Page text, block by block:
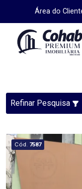
Área do
Refinar Pesquisa
Cód. 7587